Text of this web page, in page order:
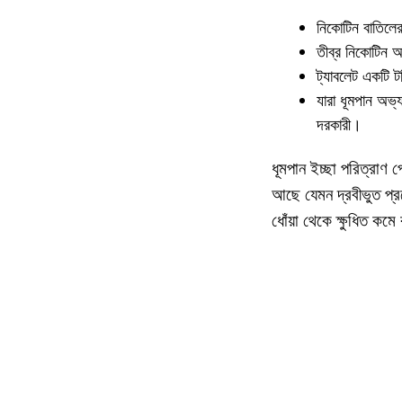
নিকোটিন
তীব্র নিকোটিন
ট্যাবলেট একটি
যারা ধূমপান
দরকারী।
ধূমপান ইচ্ছা পরিত্রাণ
আছে যেমন দ্রবীভুত
ধোঁয়া থেকে ক্ষুধিত কমে